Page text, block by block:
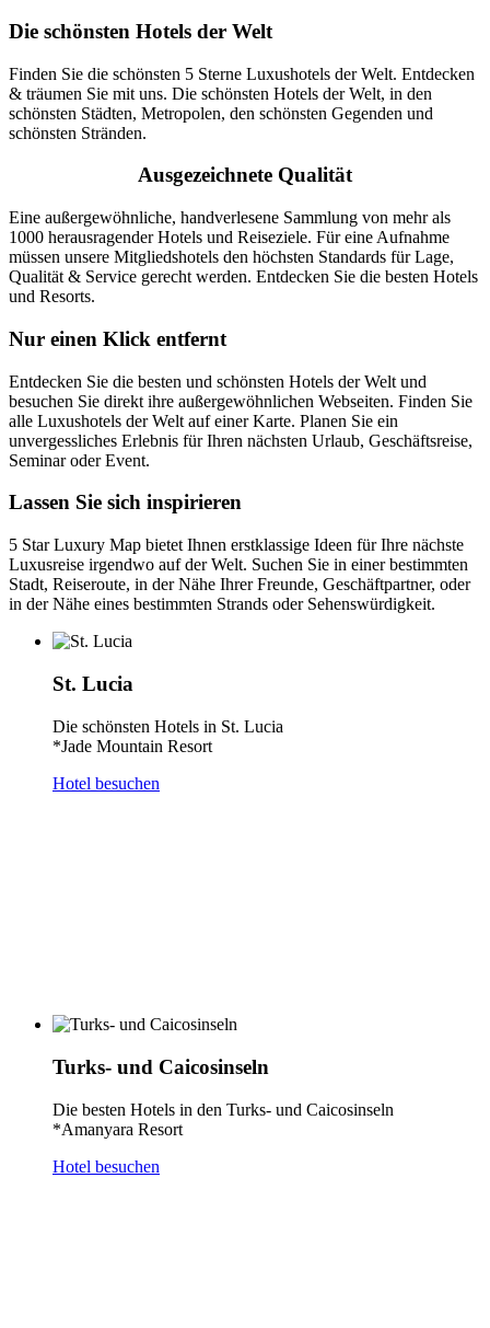
Die schönsten Hotels der Welt
Finden Sie die schönsten 5 Sterne Luxushotels der Welt. Entdecken
& träumen Sie mit uns. Die schönsten Hotels der Welt, in den
schönsten Städten, Metropolen, den schönsten Gegenden und
schönsten Stränden.
Ausgezeichnete Qualität
Eine außergewöhnliche, handverlesene Sammlung von mehr als
1000 herausragender Hotels und Reiseziele. Für eine Aufnahme
müssen unsere Mitgliedshotels den höchsten Standards für Lage,
Qualität & Service gerecht werden. Entdecken Sie die besten Hotels
und Resorts.
Nur einen Klick entfernt
Entdecken Sie die besten und schönsten Hotels der Welt und
besuchen Sie direkt ihre außergewöhnlichen Webseiten. Finden Sie
alle Luxushotels der Welt auf einer Karte. Planen Sie ein
unvergessliches Erlebnis für Ihren nächsten Urlaub, Geschäftsreise,
Seminar oder Event.
Lassen Sie sich inspirieren
5 Star Luxury Map bietet Ihnen erstklassige Ideen für Ihre nächste
Luxusreise irgendwo auf der Welt. Suchen Sie in einer bestimmten
Stadt, Reiseroute, in der Nähe Ihrer Freunde, Geschäftpartner, oder
in der Nähe eines bestimmten Strands oder Sehenswürdigkeit.
St. Lucia
Die schönsten Hotels in St. Lucia
*Jade Mountain Resort
Hotel besuchen
Turks- und Caicosinseln
Die besten Hotels in den Turks- und Caicosinseln
*Amanyara Resort
Hotel besuchen